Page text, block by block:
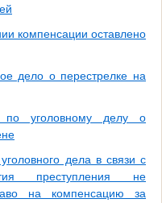
компенсации оставлено
дело о перестрелке на
по уголовному делу о
дела в связи с
преступления не
на компенсацию за